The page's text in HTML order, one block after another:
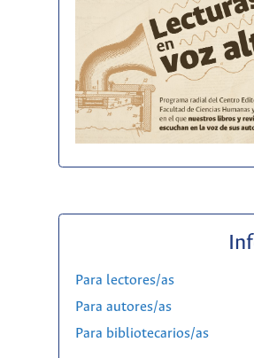
Para lectores/as
Para autores/as
Para bibliotecarios/as